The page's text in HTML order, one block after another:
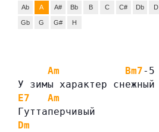
Ab A A# Bb B C C# Db D
Gb G G# H
Am Bm7-5
У зимы характер снежный
E7
Am
Гуттаперчивый
Dm